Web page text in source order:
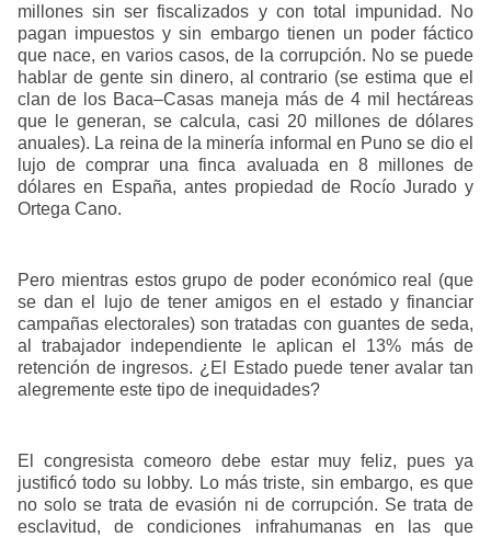
millones sin ser fiscalizados y con total impunidad. No
pagan impuestos y sin embargo tienen un poder fáctico
que nace, en varios casos, de la corrupción. No se puede
hablar de gente sin dinero, al contrario (se estima que el
clan de los Baca–Casas maneja más de 4 mil hectáreas
que le generan, se calcula, casi 20 millones de dólares
anuales). La reina de la minería informal en Puno se dio el
lujo de comprar una finca avaluada en 8 millones de
dólares en España, antes propiedad de Rocío Jurado y
Ortega Cano.
Pero mientras estos grupo de poder económico real (que
se dan el lujo de tener amigos en el estado y financiar
campañas electorales) son tratadas con guantes de seda,
al trabajador independiente le aplican el 13% más de
retención de ingresos. ¿El Estado puede tener avalar tan
alegremente este tipo de inequidades?
El congresista comeoro debe estar muy feliz, pues ya
justificó todo su lobby. Lo más triste, sin embargo, es que
no solo se trata de evasión ni de corrupción. Se trata de
esclavitud, de condiciones infrahumanas en las que